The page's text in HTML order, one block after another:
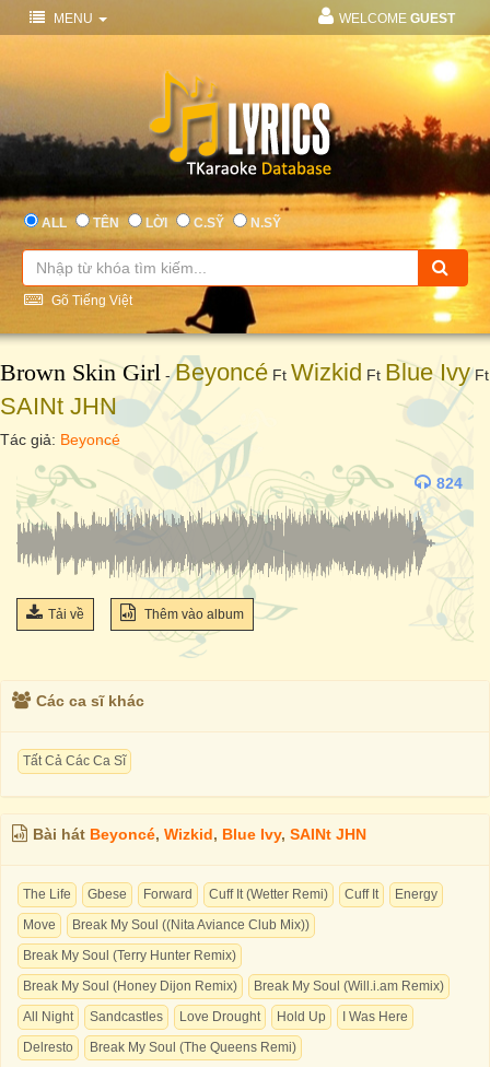
MENU WELCOME GUEST
ALL TÊN LỜI C.SỸ N.SỸ
Gõ Tiếng Việt
Brown Skin Girl -Beyoncé Ft Wizkid Ft Blue IvyFt
SAINt JHN
Tác giả: Beyoncé
824
Tải về Thêm vào album
Các ca sĩ khác
Tất Cả Các Ca Sĩ
Bài hát Beyoncé, Wizkid, Blue Ivy, SAINt JHN
The Life Gbese Forward Cuff It (Wetter Remi) Cuff It
Energy
Move
Break My Soul ((Nita Aviance Club Mix))
Break My Soul (Terry Hunter Remix)
Break My Soul (Honey Dijon Remix)
Break My Soul (Will.i.am Remix)
All Night
Sandcastles Love Drought Hold Up
I Was Here
Delresto
Break My Soul (The Queens Remi)